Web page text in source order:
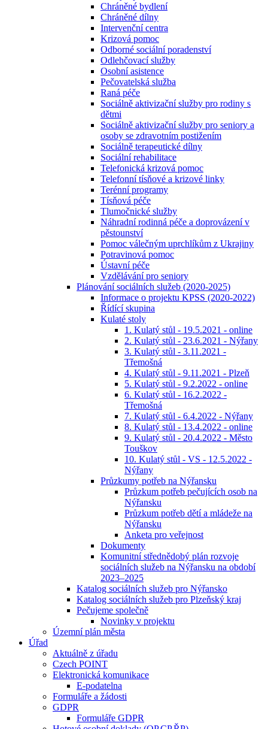
Chráněné bydlení
Chráněné dílny
Intervenční centra
Krizová pomoc
Odborné sociální poradenství
Odlehčovací služby
Osobní asistence
Pečovatelská služba
Raná péče
Sociálně aktivizační služby pro rodiny s
dětmi
Sociálně aktivizační služby pro seniory a
osoby se zdravotním postižením
Sociálně terapeutické dílny
Sociální rehabilitace
Telefonická krizová pomoc
Telefonní tísňové a krizové linky
Terénní programy
Tísňová péče
Tlumočnické služby
Náhradní rodinná péče a doprovázení v
pěstounství
Pomoc válečným uprchlíkům z Ukrajiny
Potravinová pomoc
Ústavní péče
Vzdělávání pro seniory
Plánování sociálních služeb (2020-2025)
Informace o projektu KPSS (2020-2022)
Řídící skupina
Kulaté stoly
1. Kulatý stůl - 19.5.2021 - online
2. Kulatý stůl - 23.6.2021 - Nýřany
3. Kulatý stůl - 3.11.2021 -
Třemošná
4. Kulatý stůl - 9.11.2021 - Plzeň
5. Kulatý stůl - 9.2.2022 - online
6. Kulatý stůl - 16.2.2022 -
Třemošná
7. Kulatý stůl - 6.4.2022 - Nýřany
8. Kulatý stůl - 13.4.2022 - online
9. Kulatý stůl - 20.4.2022 - Město
Touškov
10. Kulatý stůl - VS - 12.5.2022 -
Nýřany
Průzkumy potřeb na Nýřansku
Průzkum potřeb pečujících osob na
Nýřansku
Průzkum potřeb dětí a mládeže na
Nýřansku
Anketa pro veřejnost
Dokumenty
Komunitní střednědobý plán rozvoje
sociálních služeb na Nýřansku na období
2023–2025
Katalog sociálních služeb pro Nýřansko
Katalog sociálních služeb pro Plzeňský kraj
Pečujeme společně
Novinky v projektu
Územní plán města
Úřad
Aktuálně z úřadu
Czech POINT
Elektronická komunikace
E-podatelna
Formuláře a žádosti
GDPR
Formuláře GDPR